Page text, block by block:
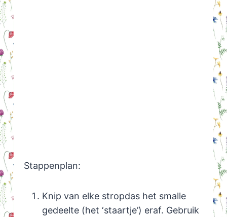
Stappenplan:
Knip van elke stropdas het smalle
gedeelte (het ‘staartje’) eraf. Gebruik